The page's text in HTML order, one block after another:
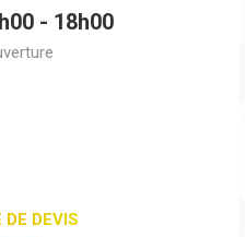
- 18h00
DE DEVIS